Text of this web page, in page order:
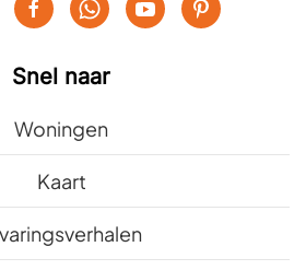
Snel naar
Woningen
Kaart